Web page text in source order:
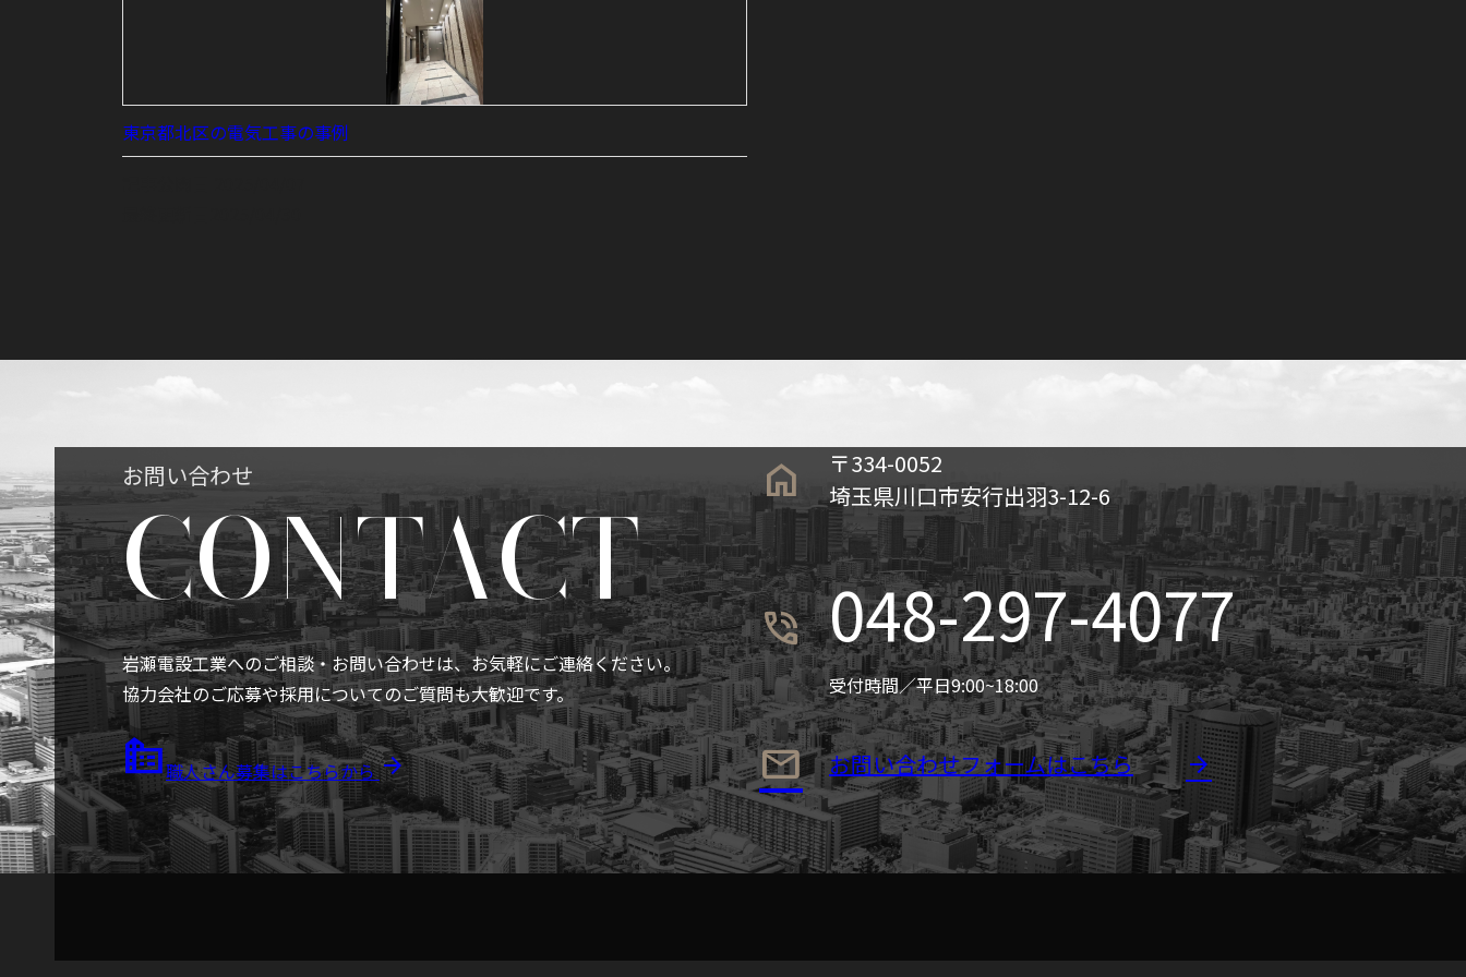
東京都北区の電気工事の事例
お問い合わせ
CONTACT
岩瀬電設工業へのご相談・お問い合わせは、お気軽にご連絡ください。
協力会社のご応募や採用についてのご質問も大歓迎です。
source_environment職人さん募集はこちらからarrow_forward
home
〒334-0052
埼玉県川口市安行出羽3-12-6
phone_in_talk 048-297-4077
受付時間／平日9:00~18:00
mail お問い合わせフォームはこちら arrow_forward